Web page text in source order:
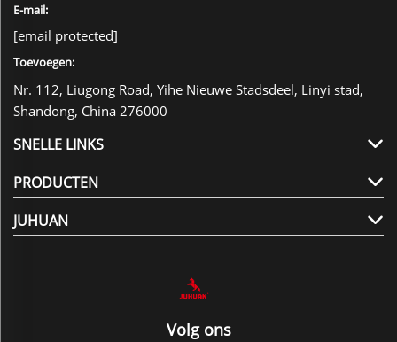
E-mail:
[email protected]
Toevoegen:
Nr. 112, Liugong Road, Yihe Nieuwe Stadsdeel, Linyi stad,
Shandong, China 276000
SNELLE LINKS
PRODUCTEN
JUHUAN
Volg ons